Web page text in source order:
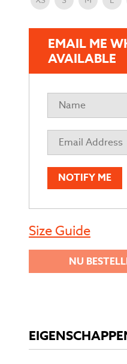
EMAIL ME
AVAILABLE
NOTIFY ME
Size Guide
NU